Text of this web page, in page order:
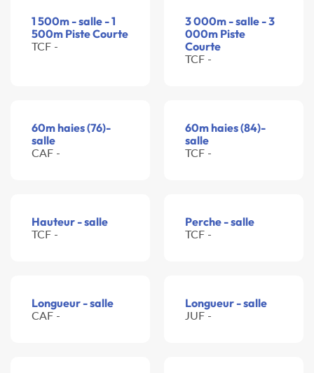
1 500m - salle - 1
500m Piste Courte
TCF -
3 000m - salle - 3
000m Piste
Courte
TCF -
60m haies (76)-
salle
CAF -
60m haies (84)-
salle
TCF -
Hauteur - salle
TCF -
Perche - salle
TCF -
Longueur - salle
CAF -
Longueur - salle
JUF -